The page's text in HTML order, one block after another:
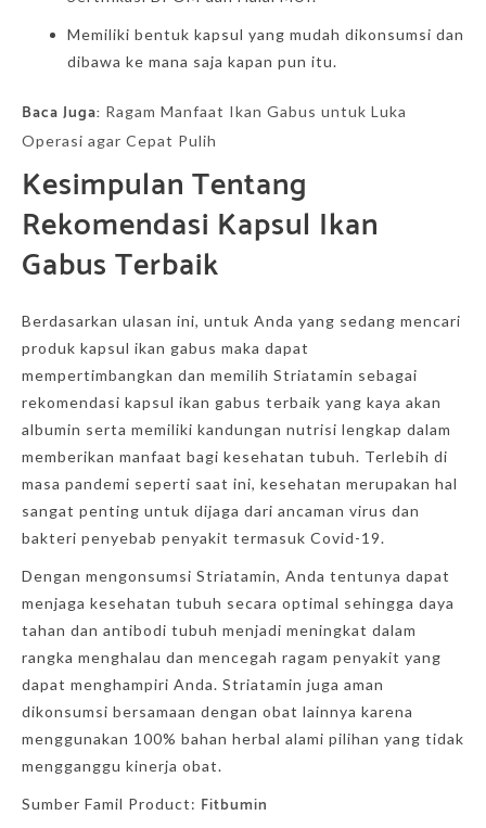
Memiliki bentuk kapsul yang mudah dikonsumsi dan
dibawa ke mana saja kapan pun itu.
Baca Juga: Ragam Manfaat Ikan Gabus untuk Luka
Operasi agar Cepat Pulih
Kesimpulan Tentang
Rekomendasi Kapsul Ikan
Gabus Terbaik
Berdasarkan ulasan ini, untuk Anda yang sedang mencari
produk kapsul ikan gabus maka dapat
mempertimbangkan dan memilih Striatamin sebagai
rekomendasi kapsul ikan gabus terbaik yang kaya akan
albumin serta memiliki kandungan nutrisi lengkap dalam
memberikan manfaat bagi kesehatan tubuh. Terlebih di
masa pandemi seperti saat ini, kesehatan merupakan hal
sangat penting untuk dijaga dari ancaman virus dan
bakteri penyebab penyakit termasuk Covid-19.
Dengan mengonsumsi Striatamin, Anda tentunya dapat
menjaga kesehatan tubuh secara optimal sehingga daya
tahan dan antibodi tubuh menjadi meningkat dalam
rangka menghalau dan mencegah ragam penyakit yang
dapat menghampiri Anda. Striatamin juga aman
dikonsumsi bersamaan dengan obat lainnya karena
menggunakan 100% bahan herbal alami pilihan yang tidak
mengganggu kinerja obat.
Sumber Famil Product: Fitbumin